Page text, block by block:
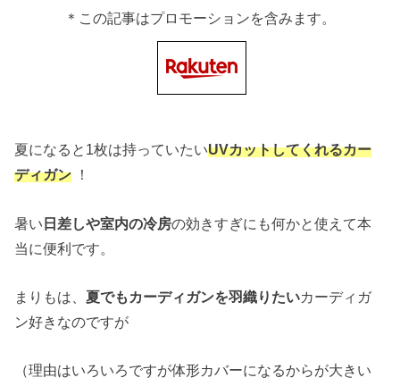
＊この記事はプロモーションを含みます。
夏になると1枚は持っていたいUVカットしてくれるカー
ディガン ！
暑い 日差しや室内の冷房の効きすぎにも何かと使えて本
当に便利です。
まりもは、夏でもカーディガンを羽織りたいカーディガ
ン好きなのですが
（理由はいろいろですが体形カバーになるからが大きい